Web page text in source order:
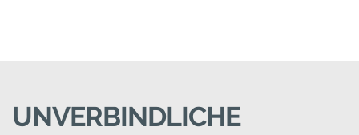
UNVERBINDLICHE